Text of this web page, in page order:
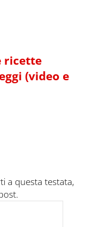
ricette
(video e
a questa testata,